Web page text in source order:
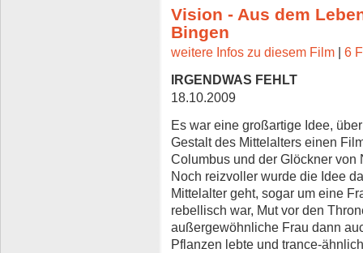
Vision - Aus dem
Bingen
weitere Infos zu diesem Film
6
IRGENDWAS FEHLT
18.10.2009
Es war eine großartige Idee,
Gestalt des Mittelalters einen
Columbus und der Glöckner von
Noch reizvoller wurde die Idee
Mittelalter geht, sogar um eine
rebellisch war, Mut vor den
außergewöhnliche Frau dann
Pflanzen lebte und trance-